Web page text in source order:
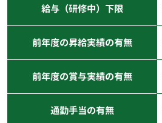
給与（研修中）下限
前年度の昇給実績の有無
前年度の賞与実績の有無
通勤手当の有無